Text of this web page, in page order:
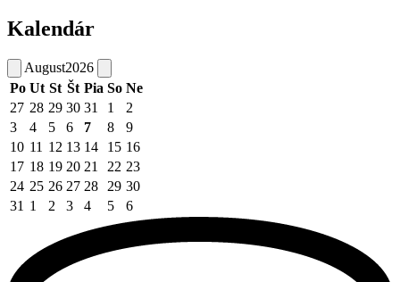
Kalendár
August2026
Po Ut St Št Pia So Ne
27 28 29 30 31 1
2
3
4 5 6 7 8
9
10 11 12 13 14 15 16
17 18 19 20 21 22 23
24 25 26 27 28 29 30
31 1 2 3 4 5 6